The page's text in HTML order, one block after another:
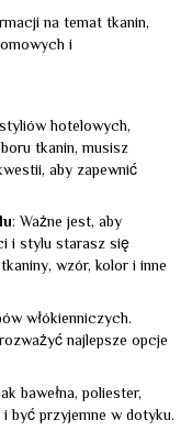
na temat tkanin,
i
hotelowych,
tkanin, musisz
aby zapewnić
: Ważne jest, aby
i stylu starasz się
wzór, kolor i inne
włókienniczych.
najlepsze opcje
bawełna, poliester,
być przyjemne w dotyku.